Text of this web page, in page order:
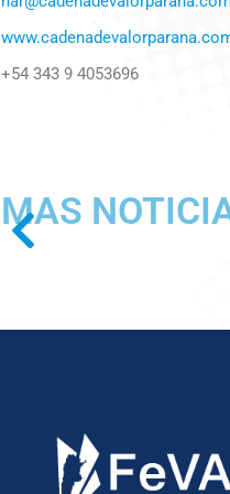
+54 343 9 4053696
MAS